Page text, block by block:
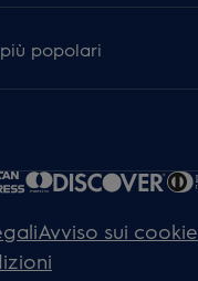
popolari
Avviso sui cookie